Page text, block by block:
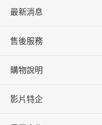
最新消息
售後服務
購物說明
影片特企